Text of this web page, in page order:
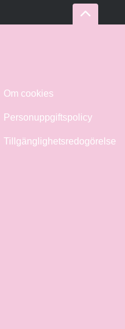
Om cookies
Personuppgiftspolicy
Tillgänglighetsredogörelse